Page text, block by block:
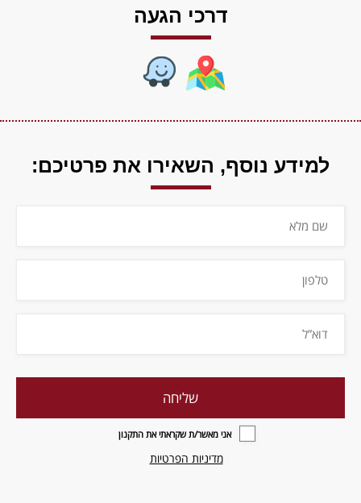
דרכי הגעה
למידע נוסף, השאירו את פרטיכם:
אני מאשר/ת שקראתי את התקנון
מדיניות הפרטיות